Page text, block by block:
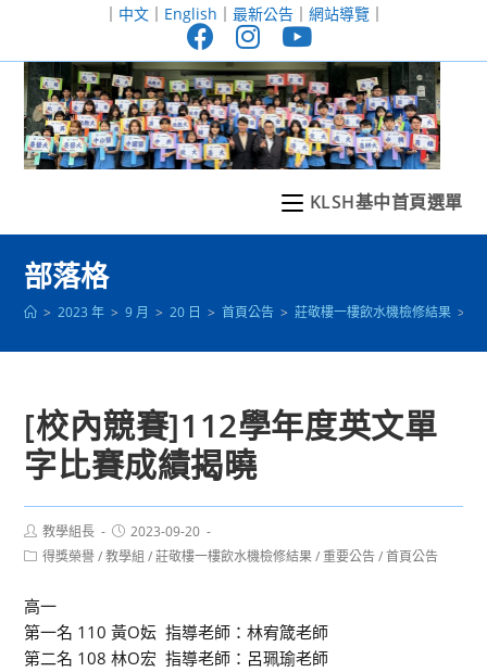
至
｜ 中文｜ English ｜ 最新公告｜ 網站導覽｜
KLSH基中首頁選單
部落格
> 2023 年 > 9 月 > 20 日 > 首頁公告 > 莊敬樓一樓飲水機檢修結果 >
[校內競賽]112學年度英文單
字比賽成績揭曉
Post
author:
教學組長
Post
published:
2023-09-20
Post得獎榮譽 / 教學組 / 莊敬樓一樓飲水機檢修結果 / 重要公告 / 首頁公告
高一
第一名 110 黃O妘 指導老師：林宥箴老師
第二名 108 林O宏 指導老師：呂珮瑜老師